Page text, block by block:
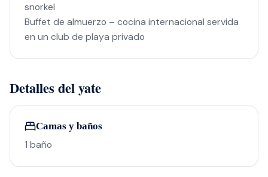
snorkel
Buffet de almuerzo – cocina internacional servida
en un club de playa privado
Detalles del yate
Camas y baños
1 baño